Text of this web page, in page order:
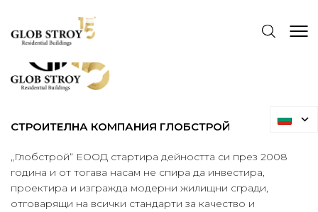
СТРОИТЕЛНА КОМПАНИЯ ГЛОБСТРОЙ
„Глобстрой“ ЕООД стартира дейността си през 2008
година и от тогава насам не спира да инвестира,
проектира и изгражда модерни жилищни сгради,
отговарящи на всички стандарти за качество и